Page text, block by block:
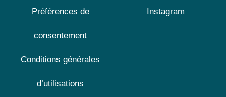
Préférences de
consentement
Conditions générales
d’utilisations
Instagram